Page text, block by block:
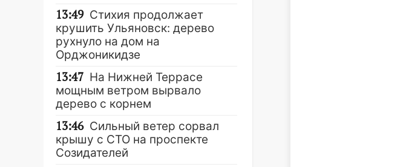
13:49 Стихия продолжает
крушить Ульяновск: дерево
рухнуло на дом на
Орджоникидзе
13:47 На Нижней Террасе
мощным ветром вырвало
дерево с корнем
13:46 Сильный ветер сорвал
крышу с СТО на проспекте
Созидателей